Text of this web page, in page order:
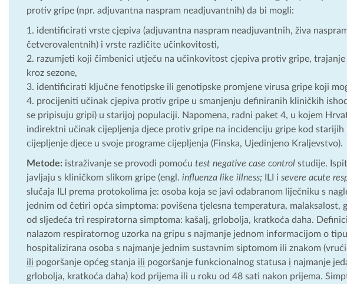
protiv gripe (npr. adjuvantna naspram neadjuvantnih) da bi mogli:
identificirati vrste cjepiva (adjuvantna naspram neadjuvantnih, živa
četverovalentnih) i vrste različite učinkovitosti,
razumjeti koji čimbenici utječu na učinkovitost cjepiva protiv gripe,
kroz sezone,
identificirati ključne fenotipske ili genotipske promjene virusa gripe koji
procijeniti učinak cjepiva protiv gripe u smanjenju definiranih kliničkih
se pripisuju gripi) u starijoj populaciji. Napomena, radni paket 4, u kojem
indirektni učinak cijepljenja djece protiv gripe na incidenciju gripe kod starijih
cijepljenje djece u svoje programe cijepljenja (Finska, Ujedinjeno Kraljevstvo).
Metode: istraživanje se provodi pomoću test negative case control studije.
javljaju s kliničkom slikom gripe (engl. influenza like illness; ILI i severe acute
slučaja ILI prema protokolima je: osoba koja se javi odabranom liječniku s
jednim od četiri opća simptoma: povišena tjelesna temperatura, malaksalost,
od sljedeća tri respiratorna simptoma: kašalj, grlobolja, kratkoća daha.
nalazom respiratornog uzorka na gripu s najmanje jednom informacijom o
hospitalizirana osoba s najmanje jednim sustavnim siptomom ili znakom
ili pogoršanje općeg stanja ili pogoršanje funkcionalnog statusa i najmanje
grlobolja, kratkoća daha) kod prijema ili u roku od 48 sati nakon prijema.